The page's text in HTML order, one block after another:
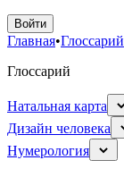
Войти
Главная•Глоссарий
Глоссарий
Натальная карта
Дизайн человека
Нумерология